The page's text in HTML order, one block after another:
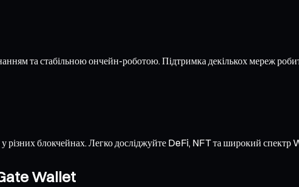
та стабільною ончейн-роботою. Підтримка декількох мереж
різних блокчейнах. Легко досліджуйте DeFi, NFT та широкий
Wallet